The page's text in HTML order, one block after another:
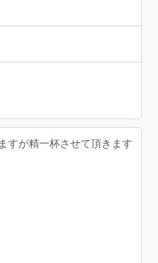
すが精一杯させて頂きます